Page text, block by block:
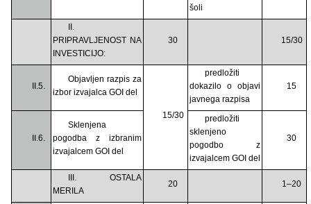
šoli
II.
PRIPRAVLJENOST NA
INVESTICIJO:
30 15/30
II.5.
Objavljen razpis za
izbor izvajalca GOI del
15/30
predložiti
dokazilo o objavi
javnega razpisa
15
II.6.
Sklenjena
pogodba z izbranim
izvajalcem GOI del
predložiti
sklenjeno
pogodbo z
izvajalcem GOI del
30
III. OSTALA
MERILA
20 1–20